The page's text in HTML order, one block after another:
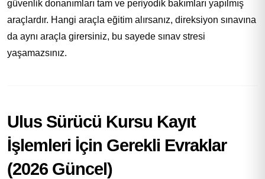
güvenlik donanımları tam ve periyodik bakımları yapılmış
araçlardır. Hangi araçla eğitim alırsanız, direksiyon sınavına
da aynı araçla girersiniz, bu sayede sınav stresi
yaşamazsınız.
Ulus Sürücü Kursu Kayıt
İşlemleri İçin Gerekli Evraklar
(2026 Güncel)